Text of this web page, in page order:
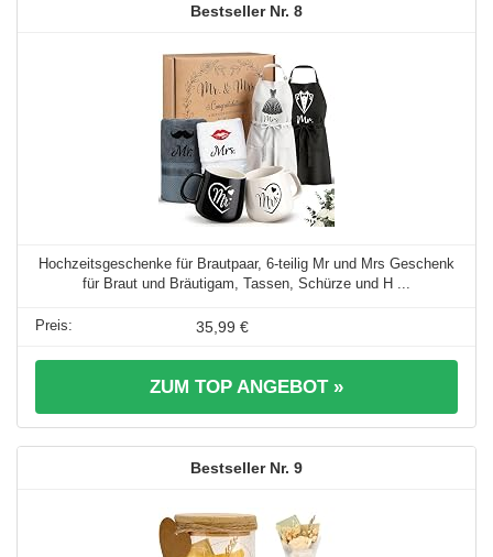
8
Hochzeitsgeschenke für Brautpaar, 6‑teilig Mr und Mrs Geschenk
für Braut und Bräutigam, Tassen, Schürze und H ...
35,99 €
ZUM TOP ANGEBOT »
9